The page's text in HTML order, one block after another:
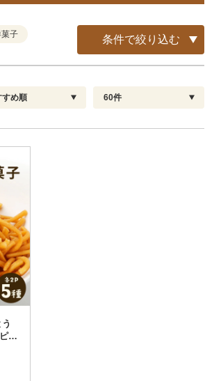
ッ
子 条件で絞り込む
除 配送指定 解除
お届け日時指定可
すめ順
ー件数順
ー評価順
額が高い順
額が低い順
60件
パ